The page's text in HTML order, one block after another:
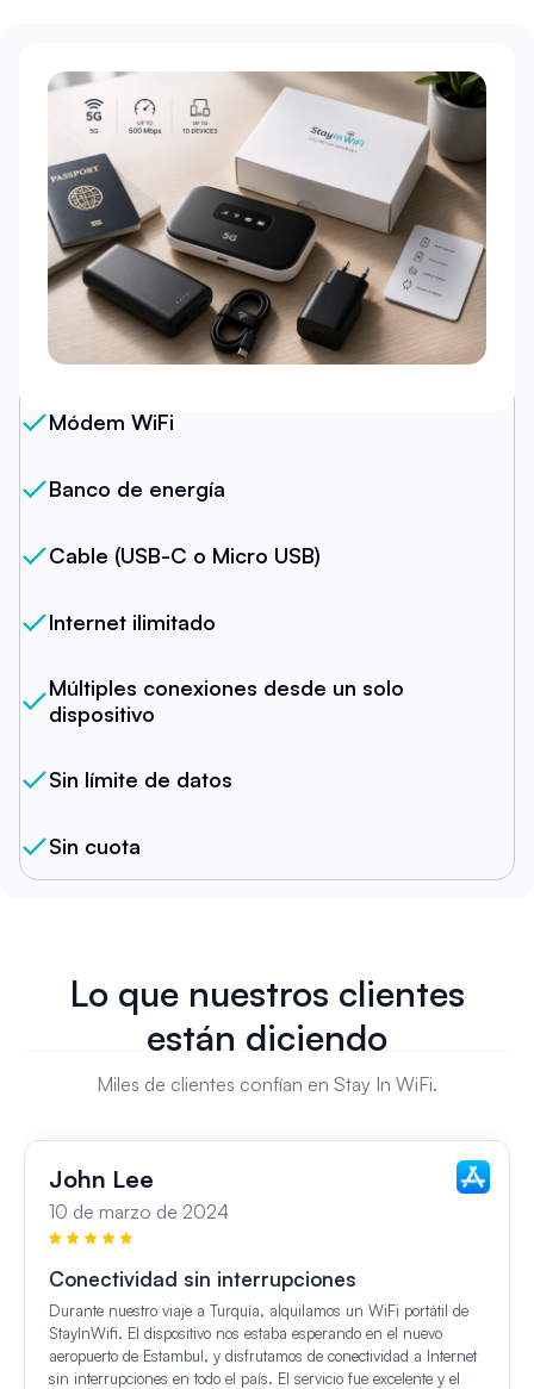
Nuestro Paquete
Módem WiFi
Banco de energía
Cable (USB-C o Micro USB)
Internet ilimitado
Múltiples conexiones desde un solo
dispositivo
Sin límite de datos
Sin cuota
Lo que nuestros clientes
están diciendo
Miles de clientes confían en Stay In WiFi.
John Lee
10 de marzo de 2024
Conectividad sin interrupciones
Durante nuestro viaje a Turquía, alquilamos un WiFi portátil de
StayInWifi. El dispositivo nos estaba esperando en el nuevo
aeropuerto de Estambul, y disfrutamos de conectividad a Internet
sin interrupciones en todo el país. El servicio fue excelente y el